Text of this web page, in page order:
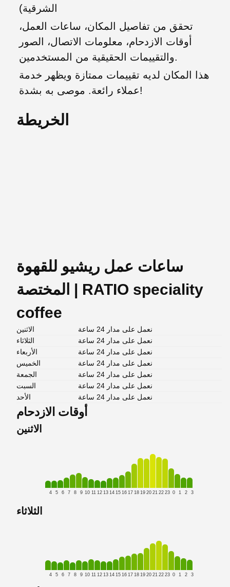
الشرقية)
تحقق من تفاصيل المكان، ساعات العمل،
أوقات الازدحام، معلومات الاتصال، الصور
والتقييمات الحقيقية من المستخدمين.
هذا المكان لديه تقييمات ممتازة ويظهر خدمة
عملاء رائعة. موصى به بشدة!
الخريطة
ساعات عمل ريشيو للقهوة
المختصة | RATIO speciality
الاثنين
نعمل على مدار 24 ساعة
الثلاثاء
نعمل على مدار 24 ساعة
الأربعاء
نعمل على مدار 24 ساعة
الخميس
نعمل على مدار 24 ساعة
الجمعة
نعمل على مدار 24 ساعة
السبت
نعمل على مدار 24 ساعة
الأحد
نعمل على مدار 24 ساعة
أوقات الازدحام
الاثنين
4 5 6 7 8 9 10 11 12 13 14 15 16 17 18 19 20 21 22 23 0 1 2 3
الثلاثاء
4 5 6 7 8 9 10 11 12 13 14 15 16 17 18 19 20 21 22 23 0 1 2 3